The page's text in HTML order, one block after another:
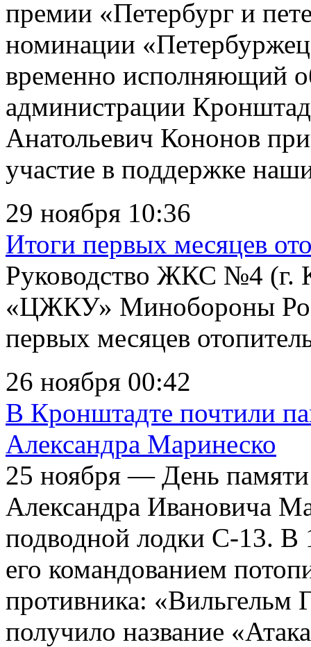
премии «Петербург и
номинации
временно исполняющий
администрации
Анатольевич Кононов
участие в поддержке
29 ноября 10:36
Итоги первых месяцев
Руководство ЖКС №4 (г.
«ЦЖКУ» Минобороны
первых месяцев
26 ноября 00:42
В Кронштадте почтили
Александра Маринеско
25 ноября — День
Александра Ивановича
подводной лодки С-13. В
его командованием
противника: «Вильгельм
получило название